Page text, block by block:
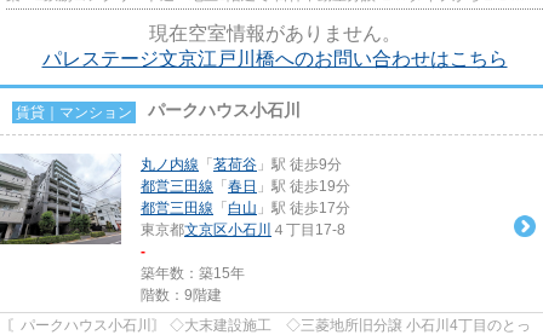
現在空室情報がありません。
パレステージ文京江戸川橋へのお問い合わせはこちら
賃貸｜マンション パークハウス小石川
丸ノ内線 「 茗荷谷 」駅 徒歩9分
都営三田線 「 春日 」駅 徒歩19分
都営三田線 「 白山 」駅 徒歩17分
東京都文京区小石川 ４丁目17-8
-
築年数：築15年
階数：9階建
〘パークハウス小石川〙 ◇大末建設施工 ◇三菱地所旧分譲 小石川4丁目のとっ